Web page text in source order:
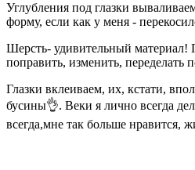
Углубления под глазки
форму, если как у меня -
Шерсть- удивительный материал!
поправить, изменить, переделать
Глазки вклеиваем, их, кстати,
бусины👌. Веки я лично всегда
всегда,мне так больше нравится,